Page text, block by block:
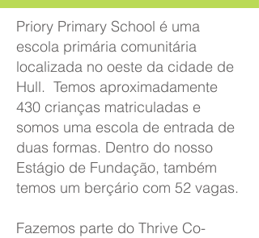
Priory Primary School é uma
escola primária comunitária
localizada no oeste da cidade de
Hull. Temos aproximadamente
430 crianças matriculadas e
somos uma escola de entrada de
duas formas. Dentro do nosso
Estágio de Fundação, também
temos um berçário com 52 vagas.
Fazemos parte do Thrive Co-